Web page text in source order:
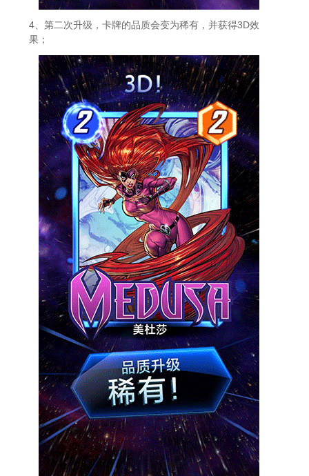
4、第二次升级，卡牌的品质会变为稀有，并获得3D效
果；